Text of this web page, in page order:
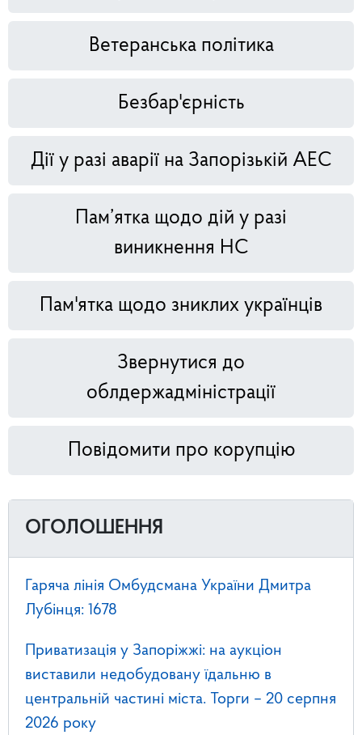
Ветеранська політика
Безбар'єрність
Дії у разі аварії на Запорізькій АЕС
Пам’ятка щодо дій у разі
виникнення НС
Пам'ятка щодо зниклих українців
Звернутися до
облдержадміністрації
Повідомити про корупцію
ОГОЛОШЕННЯ
Гаряча лінія Омбудсмана України Дмитра
Лубінця: 1678
Приватизація у Запоріжжі: на аукціон
виставили недобудовану їдальню в
центральній частині міста. Торги – 20 серпня
2026 року